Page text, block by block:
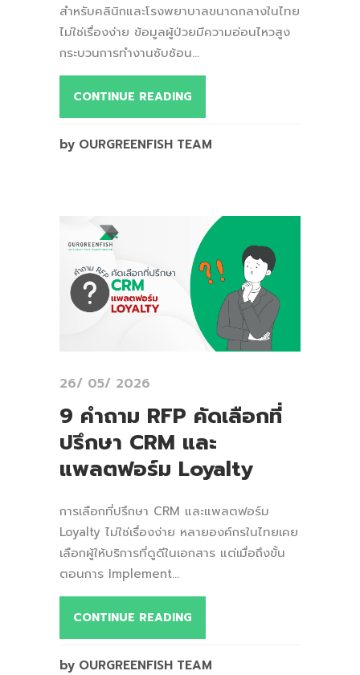
สำหรับคลินิกและโรงพยาบาลขนาดกลางในไทย
ไม่ใช่เรื่องง่าย ข้อมูลผู้ป่วยมีความอ่อนไหวสูง
กระบวนการทำงานซับซ้อน...
CONTINUE READING
by OURGREENFISH TEAM
26/ 05/ 2026
9 คำถาม RFP คัดเลือกที่
ปรึกษา CRM และ
แพลตฟอร์ม Loyalty
การเลือกที่ปรึกษา CRM และแพลตฟอร์ม
Loyalty ไม่ใช่เรื่องง่าย หลายองค์กรในไทยเคย
เลือกผู้ให้บริการที่ดูดีในเอกสาร แต่เมื่อถึงขั้น
ตอนการ Implement...
CONTINUE READING
by OURGREENFISH TEAM